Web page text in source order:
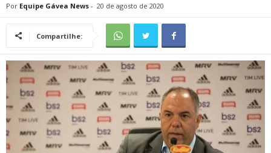
Por Equipe Gávea News - 20 de agosto de 2020
Compartilhe: